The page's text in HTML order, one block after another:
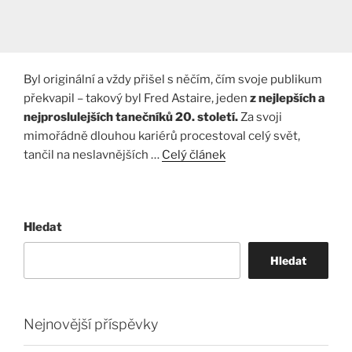
Byl originální a vždy přišel s něčím, čím svoje publikum
překvapil – takový byl Fred Astaire, jeden z nejlepších a
nejproslulejších tanečníků 20. století.Za svoji
mimořádně dlouhou kariérů procestoval celý svět,
tančil na neslavnějších … Celý článek
Hledat
Hledat
Nejnovější příspěvky